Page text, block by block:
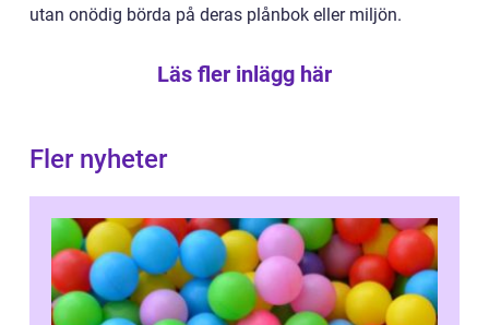
utan onödig börda på deras plånbok eller miljön.
Läs fler inlägg här
Fler nyheter